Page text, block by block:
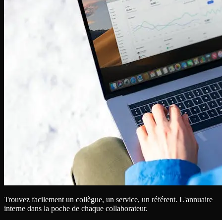
Trouvez facilement un collègue, un service, un référent. L'annuaire
interne dans la poche de chaque collaborateur.